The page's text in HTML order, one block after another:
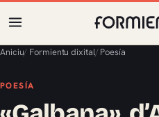
Aniciu/ Formientu dixital/ Poesía
POESÍA